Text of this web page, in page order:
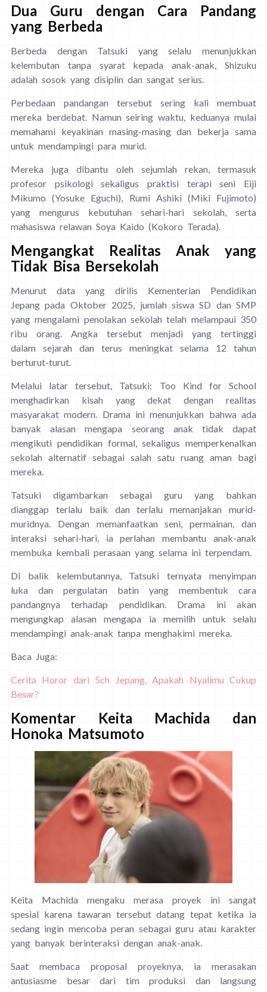
Dua Guru dengan Cara Pandang
yang Berbeda
Berbeda dengan Tatsuki yang selalu menunjukkan
kelembutan tanpa syarat kepada anak-anak, Shizuku
adalah sosok yang disiplin dan sangat serius.
Perbedaan pandangan tersebut sering kali membuat
mereka berdebat. Namun seiring waktu, keduanya mulai
memahami keyakinan masing-masing dan bekerja sama
untuk mendampingi para murid.
Mereka juga dibantu oleh sejumlah rekan, termasuk
profesor psikologi sekaligus praktisi terapi seni Eiji
Mikumo (Yosuke Eguchi), Rumi Ashiki (Miki Fujimoto)
yang mengurus kebutuhan sehari-hari sekolah, serta
mahasiswa relawan Soya Kaido (Kokoro Terada).
Mengangkat Realitas Anak yang
Tidak Bisa Bersekolah
Menurut data yang dirilis Kementerian Pendidikan
Jepang pada Oktober 2025, jumlah siswa SD dan SMP
yang mengalami penolakan sekolah telah melampaui 350
ribu orang. Angka tersebut menjadi yang tertinggi
dalam sejarah dan terus meningkat selama 12 tahun
berturut-turut.
Melalui latar tersebut, Tatsuki: Too Kind for School
menghadirkan kisah yang dekat dengan realitas
masyarakat modern. Drama ini menunjukkan bahwa ada
banyak alasan mengapa seorang anak tidak dapat
mengikuti pendidikan formal, sekaligus memperkenalkan
sekolah alternatif sebagai salah satu ruang aman bagi
mereka.
Tatsuki digambarkan sebagai guru yang bahkan
dianggap terlalu baik dan terlalu memanjakan murid-
muridnya. Dengan memanfaatkan seni, permainan, dan
interaksi sehari-hari, ia perlahan membantu anak-anak
membuka kembali perasaan yang selama ini terpendam.
Di balik kelembutannya, Tatsuki ternyata menyimpan
luka dan pergulatan batin yang membentuk cara
pandangnya terhadap pendidikan. Drama ini akan
mengungkap alasan mengapa ia memilih untuk selalu
mendampingi anak-anak tanpa menghakimi mereka.
Baca Juga:
Cerita Horor dari 5ch Jepang, Apakah Nyalimu Cukup
Besar?
Komentar Keita Machida dan
Honoka Matsumoto
Keita Machida mengaku merasa proyek ini sangat
spesial karena tawaran tersebut datang tepat ketika ia
sedang ingin mencoba peran sebagai guru atau karakter
yang banyak berinteraksi dengan anak-anak.
Saat membaca proposal proyeknya, ia merasakan
antusiasme besar dari tim produksi dan langsung